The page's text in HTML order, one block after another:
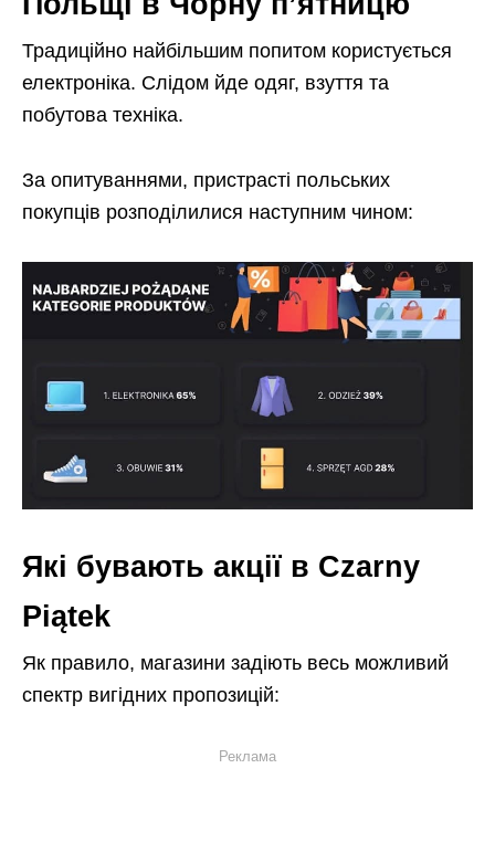
Традиційно найбільшим попитом користується
електроніка. Слідом йде одяг, взуття та
побутова техніка.
За опитуваннями, пристрасті польських
покупців розподілилися наступним чином:
Які бувають акції в Czarny
Piątek
Як правило, магазини задіють весь можливий
спектр вигідних пропозицій:
Реклама